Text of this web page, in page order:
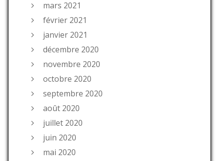
mars 2021
février 2021
janvier 2021
décembre 2020
novembre 2020
octobre 2020
septembre 2020
août 2020
juillet 2020
juin 2020
mai 2020